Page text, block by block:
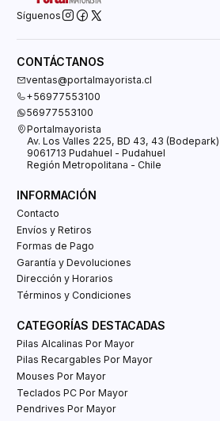
Síguenos
CONTÁCTANOS
ventas@portalmayorista.cl
+56977553100
56977553100
Portalmayorista
Av. Los Valles 225, BD 43, 43 (Bodepark)
9061713 Pudahuel - Pudahuel
Región Metropolitana - Chile
INFORMACIÓN
Contacto
Envíos y Retiros
Formas de Pago
Garantía y Devoluciones
Dirección y Horarios
Términos y Condiciones
CATEGORÍAS DESTACADAS
Pilas Alcalinas Por Mayor
Pilas Recargables Por Mayor
Mouses Por Mayor
Teclados PC Por Mayor
Pendrives Por Mayor